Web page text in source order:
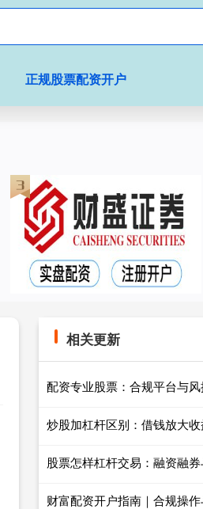
正规股票配资开户
相关更新
配资专业股票：合规平台与
炒股加杠杆区别：借钱放大收
股票怎样杠杆交易：融资融
财富配资开户指南｜合规操